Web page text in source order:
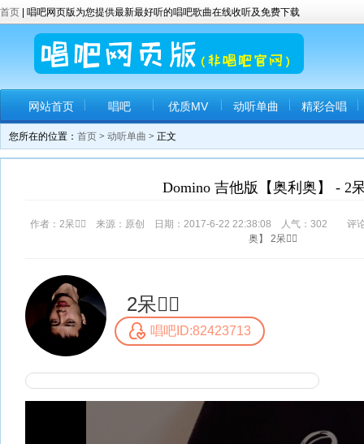
首页 | 唱吧网页版为您提供最新最好听的唱吧歌曲在线收听及免费下载
网站首页 唱吧 优质MV 动听单曲 精彩合唱
您所在的位置： 首页 > 动听单曲 > 正文
Domino 吉他版【奥利奥】 - 2
作者：2呆🤷‍♂️ 来源：原创 日期：2017-6-22 22:38:08 人气： 302 评论
奥】
2呆🤷‍♂️
2呆🤷‍♂️
唱吧ID:82423713